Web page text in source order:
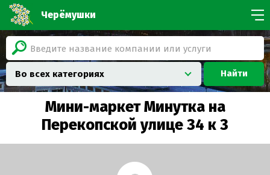
Черёмушки
Найти
Во всех категориях
Мини-маркет Минутка на
Перекопской улице 34 к 3